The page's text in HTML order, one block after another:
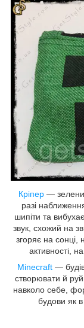
Кріпер—
разі
шипіти та
звук, схожий на
згоряє на сонці,
активності,
Minecraft —
створювати й
навколо себе,
будови як